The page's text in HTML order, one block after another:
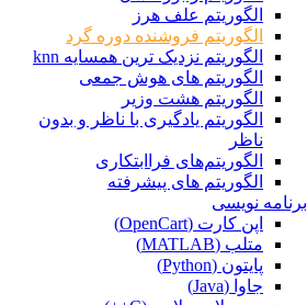
الگوریتم علف هرز
الگوریتم فروشنده دوره گرد
الگوریتم نزدیک ترین همسایه knn
الگوریتم های هوش جمعی
الگوریتم هشت وزیر
الگوریتم یادگیری با ناظر و بدون
ناظر
الگوریتم‌های فراابتکاری
الگوریتم های پیشرفته
برنامه نویسی
اپن کارت (OpenCart)
متلب (MATLAB)
پایتون (Python)
جاوا (Java)